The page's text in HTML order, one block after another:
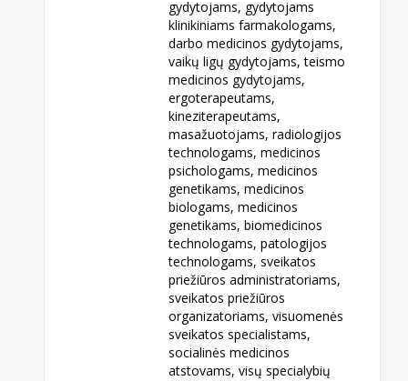
gydytojams, gydytojams
klinikiniams farmakologams,
darbo medicinos gydytojams,
vaikų ligų gydytojams, teismo
medicinos gydytojams,
ergoterapeutams,
kineziterapeutams,
masažuotojams, radiologijos
technologams, medicinos
psichologams, medicinos
genetikams, medicinos
biologams, medicinos
genetikams, biomedicinos
technologams, patologijos
technologams, sveikatos
priežiūros administratoriams,
sveikatos priežiūros
organizatoriams, visuomenės
sveikatos specialistams,
socialinės medicinos
atstovams, visų specialybių